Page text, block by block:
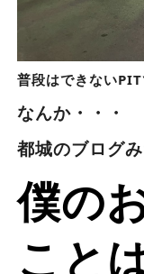
普段はできない
なんか・・・
都城のブログ
僕の
こと